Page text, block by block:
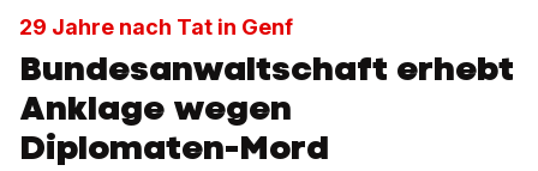
29 Jahre nach Tat in Genf
Bundesanwaltschaft erhebt
Anklage wegen
Diplomaten-Mord